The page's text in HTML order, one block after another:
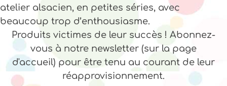
atelier alsacien, en petites séries, avec
beaucoup trop d’enthousiasme.
Produits victimes de leur succès ! Abonnez-
vous à notre newsletter (sur la page
d'accueil) pour être tenu au courant de leur
réapprovisionnement.